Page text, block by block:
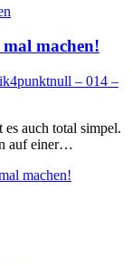
machen!
– 014 –
es auch total simpel.
auf einer…
machen!